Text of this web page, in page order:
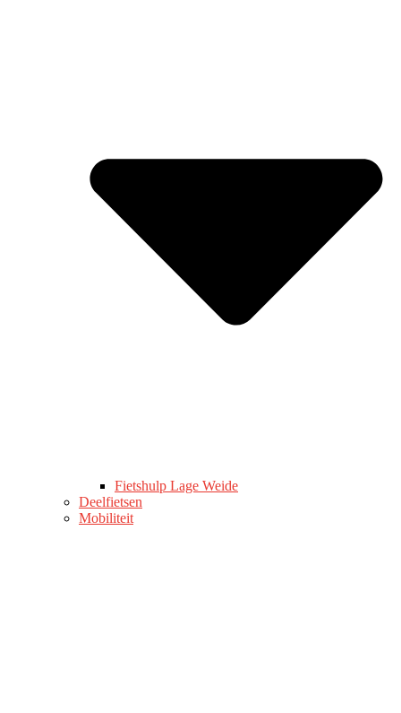
Fietshulp Lage Weide
Deelfietsen
Mobiliteit